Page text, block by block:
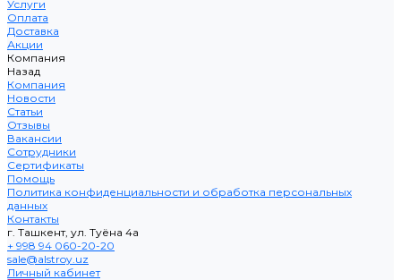
Услуги
Оплата
Доставка
Акции
Компания
Назад
Компания
Новости
Статьи
Отзывы
Вакансии
Сотрудники
Сертификаты
Помощь
Политика конфиденциальности и обработка персональных
данных
Контакты
г. Ташкент, ул. Туёна 4а
+ 998 94 060-20-20
sale@alstroy.uz
Личный кабинет